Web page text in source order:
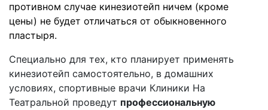
противном случае кинезиотейп ничем (кроме
цены) не будет отличаться от обыкновенного
пластыря.
Специально для тех, кто планирует применять
кинезиотейп самостоятельно, в домашних
условиях, спортивные врачи Клиники На
Театральной проведут профессиональную